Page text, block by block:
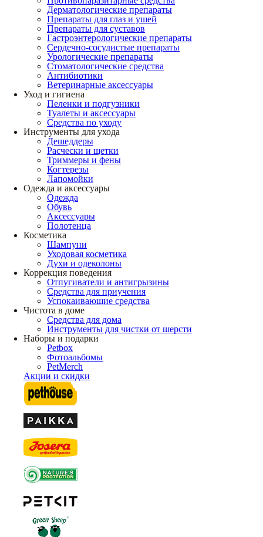
Дерматологические препараты
Препараты для глаз и ушей
Препараты для суставов
Гастроэнтерологические препараты
Сердечно-сосудистые препараты
Урологические препараты
Стоматологические средства
Антибиотики
Ветеринарные аксессуары
Уход и гигиена
Пеленки и подгузники
Туалеты и аксессуары
Средства по уходу
Инструменты для ухода
Дешеддеры
Расчески и щетки
Триммеры и фены
Когтерезы
Лапомойки
Одежда и аксессуары
Одежда
Обувь
Аксессуары
Полотенца
Косметика
Шампуни
Уходовая косметика
Духи и одеколоны
Коррекция поведения
Отпугиватели и антигрызины
Средства для приучения
Успокаивающие средства
Чистота в доме
Средства для дома
Инструменты для чистки от шерсти
Наборы и подарки
Petbox
Фотоальбомы
PetMerch
Акции и скидки